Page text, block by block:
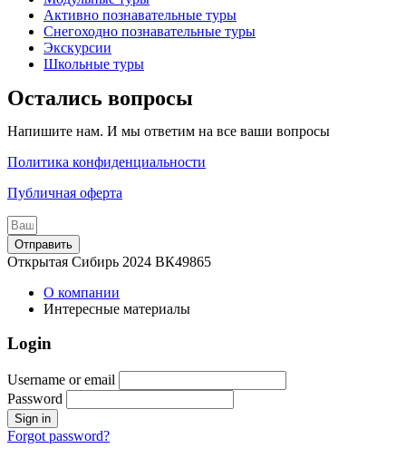
Активно познавательные туры
Снегоходно познавательные туры
Экскурсии
Школьные туры
Остались вопросы
Напишите нам. И мы ответим на все ваши вопросы
Политика конфиденциальности
Публичная оферта
Отправить
Открытая Сибирь 2024 ВК49865
О компании
Интересные материалы
Login
Username or email
Password
Forgot password?